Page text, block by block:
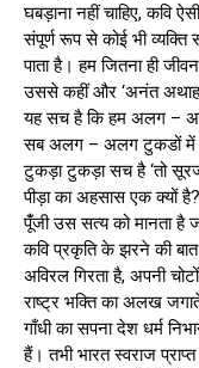
घबड़ाना नहीं चाहिए, कवि
संपूर्ण रूप से कोई भी
पाता है। हम जितना ही
उससे कहीं और ‘अनंत अथाह
यह सच है कि हम अलग –
सब अलग – अलग टुकडों में
टुकड़ा टुकड़ा सच है ‘तो
पीड़ा का अहसास एक क्यों
पूंँजी उस सत्य को मानता
कवि प्रकृति के झरने की
अविरल गिरता है, अपनी
राष्ट्र भक्ति का अलख
गाँधी का सपना देश धर्म
हैं। तभी भारत स्वराज